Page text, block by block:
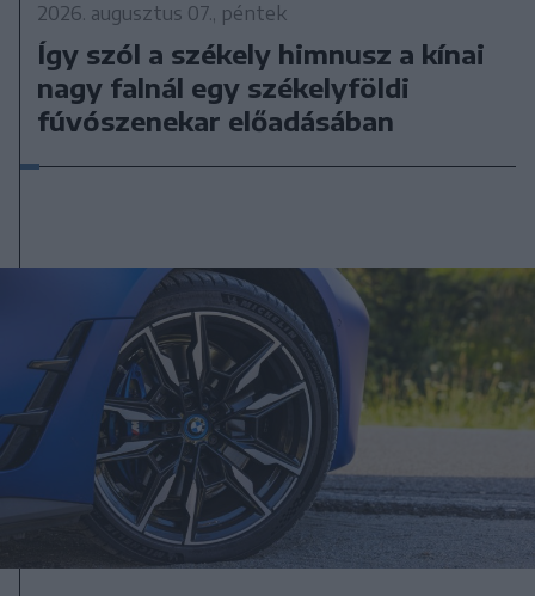
2026. augusztus 07., péntek
Így szól a székely himnusz a kínai
nagy falnál egy székelyföldi
fúvószenekar előadásában